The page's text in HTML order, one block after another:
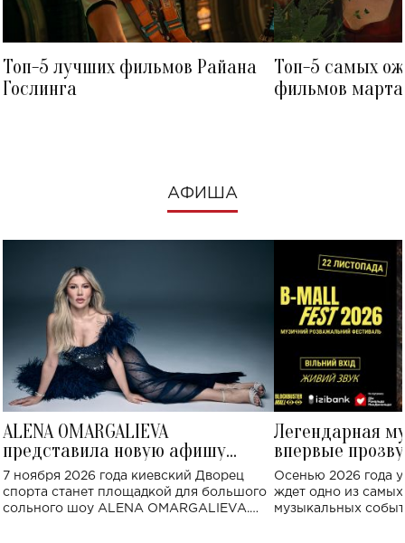
Топ-5 лучших фильмов Райана
Гослинга
Топ-5 самых
фильмов
АФИША
ALENA OMARGALIEVA
представила новую афишу
большого концерта во Дворце
спорта
7 ноября 2026 года киевский Дворец
спорта станет площадкой для большого
сольного шоу ALENA OMARGALIEVA.
Легендарная
впервые
Украине: где
Осенью 2026 года
ждет одно из
музыкальных